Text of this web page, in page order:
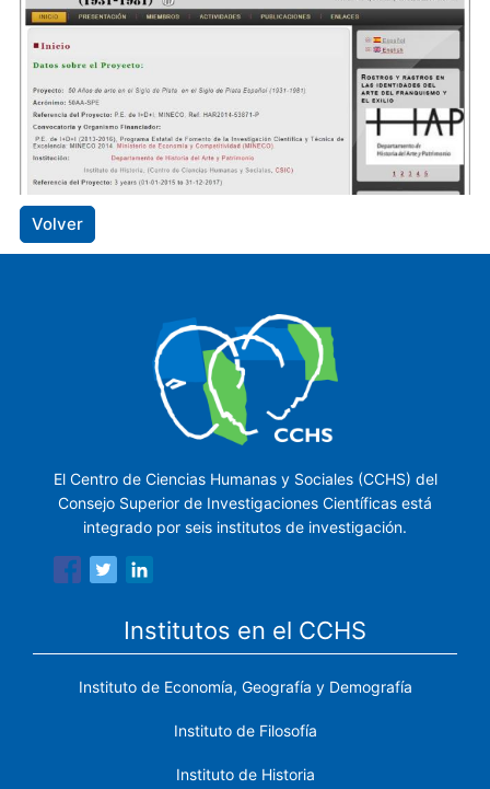
Volver
El Centro de Ciencias Humanas y Sociales (CCHS) del
Consejo Superior de Investigaciones Científicas está
integrado por seis institutos de investigación.
Institutos en el CCHS
Instituto de Economía, Geografía y Demografía
Instituto de Filosofía
Instituto de Historia